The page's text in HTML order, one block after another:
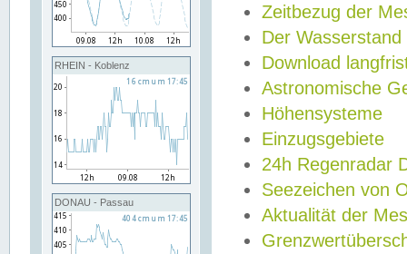
RHEIN - Koblenz
DONAU - Passau
Zeitbezug der
Der Wasserstand
Download
Astronomische
Höhensysteme
Einzugsgebiete
24h Regenradar
Seezeichen von
Aktualität der